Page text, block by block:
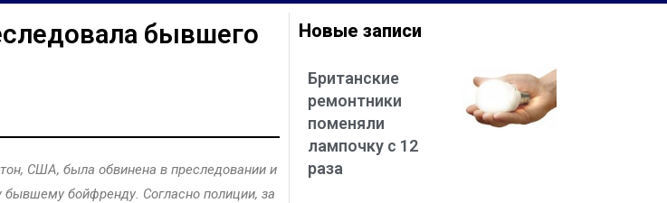
бывшего
США, была обвинена в преследовании и
бывшему бойфренду. Согласно полиции, за
Новые записи
Британские
ремонтники
поменяли
лампочку с 12
раза